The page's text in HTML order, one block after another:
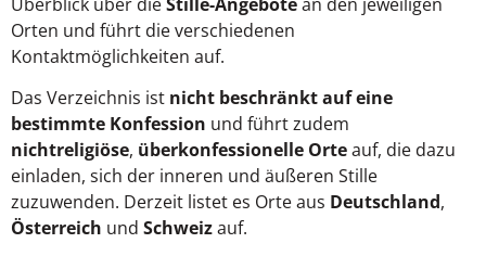
Orten und führt die verschiedenen
Kontaktmöglichkeiten auf.
Das Verzeichnis ist nicht beschränkt auf eine
bestimmte Konfession und führt zudem
nichtreligiöse, überkonfessionelle Orteauf, die dazu
einladen, sich der inneren und äußeren Stille
zuzuwenden. Derzeit listet es Orte aus Deutschland,
Österreich und Schweizauf.